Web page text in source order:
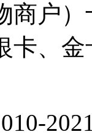
商户
卡、